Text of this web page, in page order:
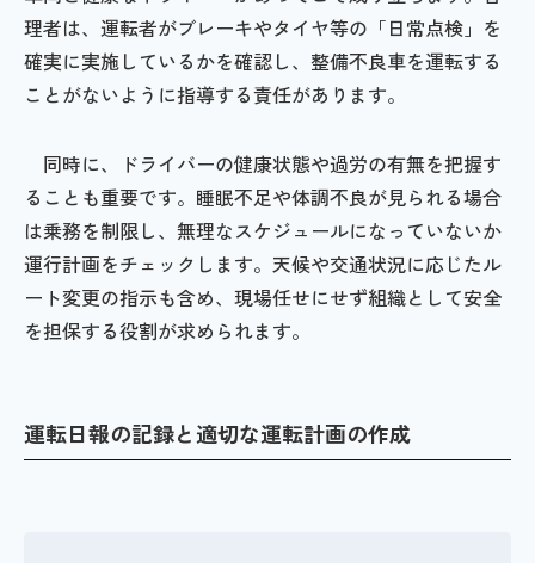
理者は、運転者がブレーキやタイヤ等の「日常点検」を
確実に実施しているかを確認し、整備不良車を運転する
ことがないように指導する責任があります。
同時に、ドライバーの健康状態や過労の有無を把握す
ることも重要です。睡眠不足や体調不良が見られる場合
は乗務を制限し、無理なスケジュールになっていないか
運行計画をチェックします。天候や交通状況に応じたル
ート変更の指示も含め、現場任せにせず組織として安全
を担保する役割が求められます。
運転日報の記録と適切な運転計画の作成